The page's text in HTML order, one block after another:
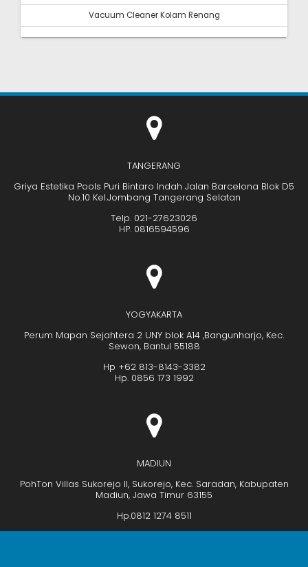
Vacuum Cleaner Kolam Renang
TANGERANG
Griya Estetika Pools Puri Bintaro Indah Jalan Barcelona Blok D5
No.10 Kel.Jombang Tangerang Selatan
Telp. 021-27623026
HP. 0816594596
YOGYAKARTA
Perum Mapan Sejahtera 2 UNY blok A14 ,Bangunharjo, Kec.
Sewon, Bantul 55188
Hp +62 813-8143-3382
Hp. 0856 173 1992
MADIUN
PohTon Villas Sukorejo II, Sukorejo, Kec. Saradan, Kabupaten
Madiun, Jawa Timur 63155
Hp.0812 1274 8511